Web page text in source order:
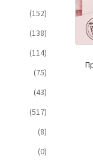
(152)
(138)
(114)
(75)
(43)
(517)
(8)
(0)